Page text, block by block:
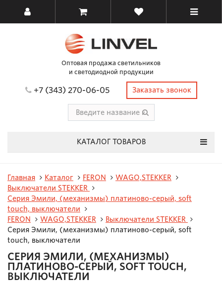
Оптовая продажа светильников
и светодиодной продукции
+7 (343) 270-06-05 Заказать звонок
КАТАЛОГ ТОВАРОВ
Главная Каталог FERON
WAGO,STEKKER
Выключатели STEKKER
Серия Эмили, (механизмы) платиново-серый, soft
touch, выключатели
FERON
WAGO,STEKKER
Выключатели STEKKER
Серия Эмили, (механизмы) платиново-серый, soft
touch, выключатели
СЕРИЯ ЭМИЛИ, (МЕХАНИЗМЫ)
ПЛАТИНОВО-СЕРЫЙ, SOFT TOUCH,
ВЫКЛЮЧАТЕЛИ